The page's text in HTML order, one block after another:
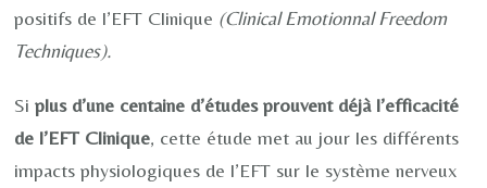
positifs de l’EFT Clinique (Clinical Emotionnal Freedom
Techniques).
Siplus d’une centaine d’études prouvent déjà l’efficacité
de l’EFT Clinique, cette étude met au jour les différents
impacts physiologiques de l’EFT sur le système nerveux